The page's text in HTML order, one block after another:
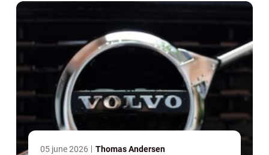
05 june 2026 Thomas Andersen